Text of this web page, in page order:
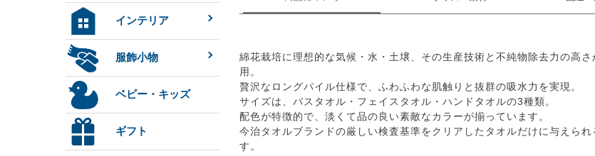
インテリア
服飾小物
ベビー・キッズ
ギフト
綿花栽培に理想的な気候・水・土壌、その生産技術と不純物除去力の高
用。
贅沢なロングパイル仕様で、ふわふわな肌触りと抜群の吸水力を実現。
サイズは、バスタオル・フェイスタオル・ハンドタオルの3種類。
配色が特徴的で、淡くて品の良い素敵なカラーが揃っています。
今治タオルブランドの厳しい検査基準をクリアしたタオルだけに与えら
す。